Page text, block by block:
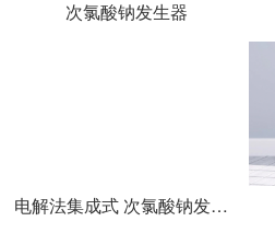
次氯酸钠发生器
电解法集成式 次氯酸钠发生器 投加器